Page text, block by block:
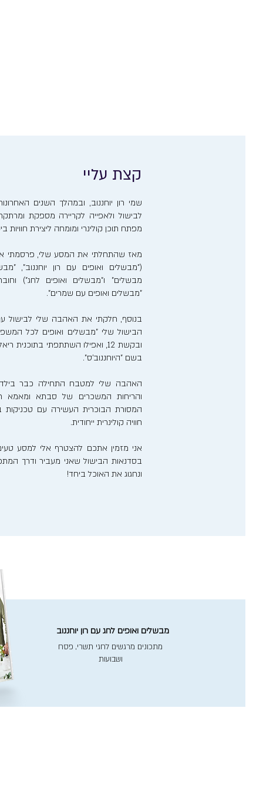
קצת עליי
שמי רון יוחננוב, ובמהלך השנים
לבישול ולאפייה לקריירה מספקת
מפתח תוכן קולינרי ומומחה ליצירת חוויות
מאז שהתחלתי את המסע שלי, פרסמתי
("מבשלים ואופים עם רון יוחננוב",
מבשלים" ו"מבשלים ואופים לחג")
"מבשלים ואופים עם שמרים".
בנוסף, חלקתי את האהבה שלי לבישול
הבישול שלי "מבשלים ואופים לכל
ובקשת 12, ואפילו השתתפתי
בשם "היוחננוב'ס".
האהבה שלי למטבח התחילה כבר
והריחות המשכרים של סבתא ומאמא
המסורת הבוכרית העשירה עם טכניקות
חוויה קולינרית ייחודית.
אני מזמין אתכם להצטרף אלי למסע
בסדנאות הבישול שאני מעביר ודרך
ונחגוג את האוכל ביחד!
מבשלים ואופים לחג עם רון יוחננוב
מתכונים מרגשים לחגי תשרי, פסח
ושבועות